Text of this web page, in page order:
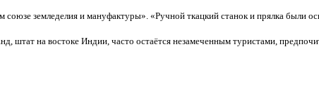
союзе земледелия и мануфактуры». «Ручной ткацкий станок и прялка были
штат на востоке Индии, часто остаётся незамеченным туристами,